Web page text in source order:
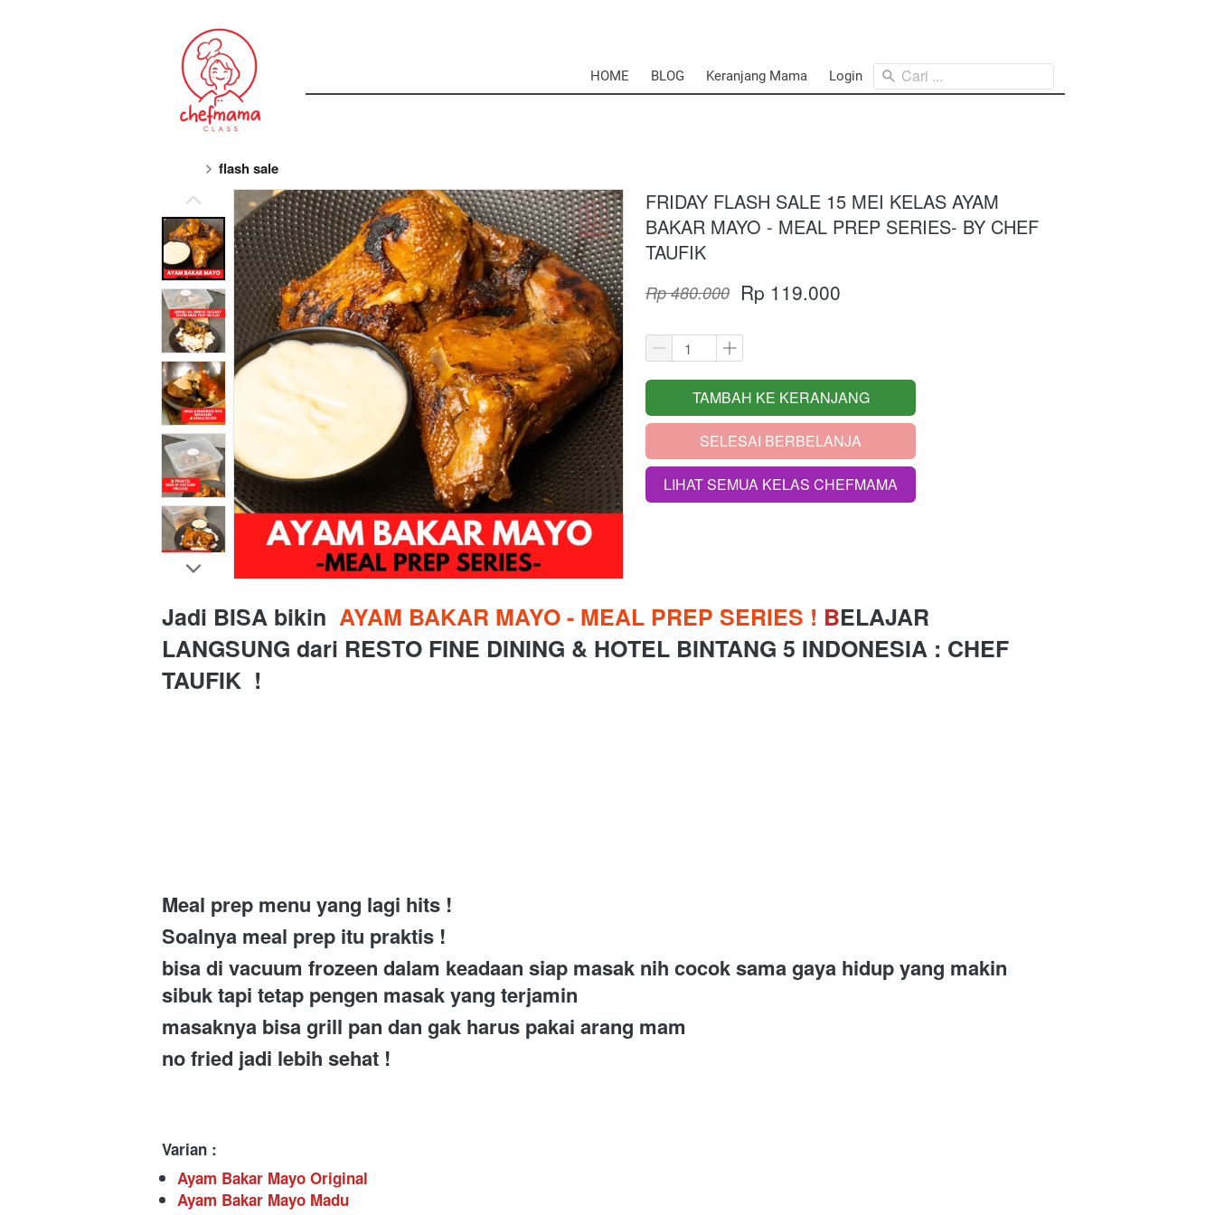
HOME BLOG Keranjang Mama Login Cari ...
flash sale
FRIDAY FLASH SALE 15 MEI KELAS AYAM
BAKAR MAYO - MEAL PREP SERIES- BY CHEF
TAUFIK
Rp 480.000 Rp 119.000
`
TAMBAH KE KERANJANG
`SELESAI BERBELANJA
`LIHAT SEMUA KELAS CHEFMAMA
Jadi BISA bikin AYAM BAKAR MAYO - MEAL PREP SERIES ! BELAJAR
LANGSUNG dari RESTO FINE DINING & HOTEL BINTANG 5 INDONESIA : CHEF
TAUFIK  !
Meal prep menu yang lagi hits !
Soalnya meal prep itu praktis !
bisa di vacuum frozeen dalam keadaan siap masak nih cocok sama gaya hidup yang makin
sibuk tapi tetap pengen masak yang terjamin
masaknya bisa grill pan dan gak harus pakai arang mam
no fried jadi lebih sehat !
Varian :
Ayam Bakar Mayo Original
Ayam Bakar Mayo Madu